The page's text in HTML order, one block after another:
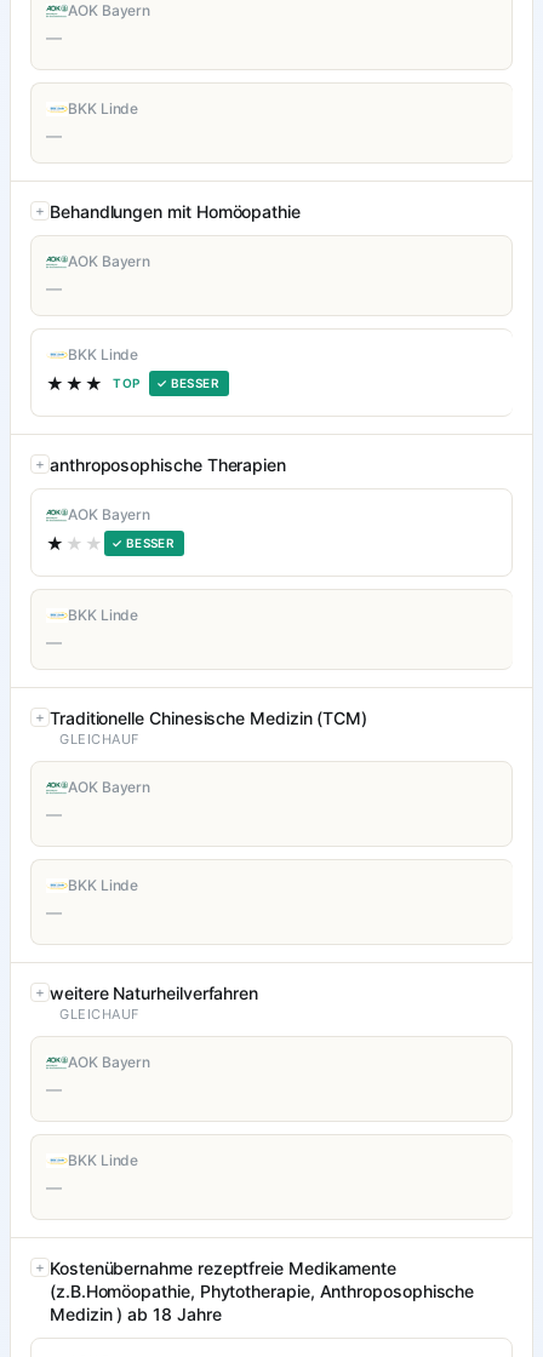
AOK Bayern
—
BKK Linde
—
Behandlungen mit Homöopathie
AOK Bayern
—
BKK Linde
★★★ TOP ✓ BESSER
anthroposophische Therapien
AOK Bayern
★ ★★ ✓ BESSER
BKK Linde
—
Traditionelle Chinesische Medizin (TCM)
GLEICHAUF
AOK Bayern
—
BKK Linde
—
weitere Naturheilverfahren
GLEICHAUF
AOK Bayern
—
BKK Linde
—
Kostenübernahme rezeptfreie Medikamente
(z.B.Homöopathie, Phytotherapie, Anthroposophische
Medizin ) ab 18 Jahre